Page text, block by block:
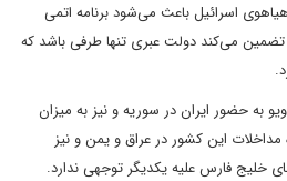
اسرائیل باعث می‌شود برنامه اتمی
تضمین می‌کند دولت عبری تنها طرفی باشد که
به حضور ایران در سوریه و نیز به میزان
مداخلات این کشور در عراق و یمن و نیز
خلیج فارس علیه یکدیگر توجهی ندارد.